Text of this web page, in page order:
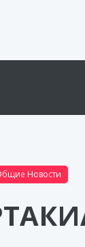
Новости